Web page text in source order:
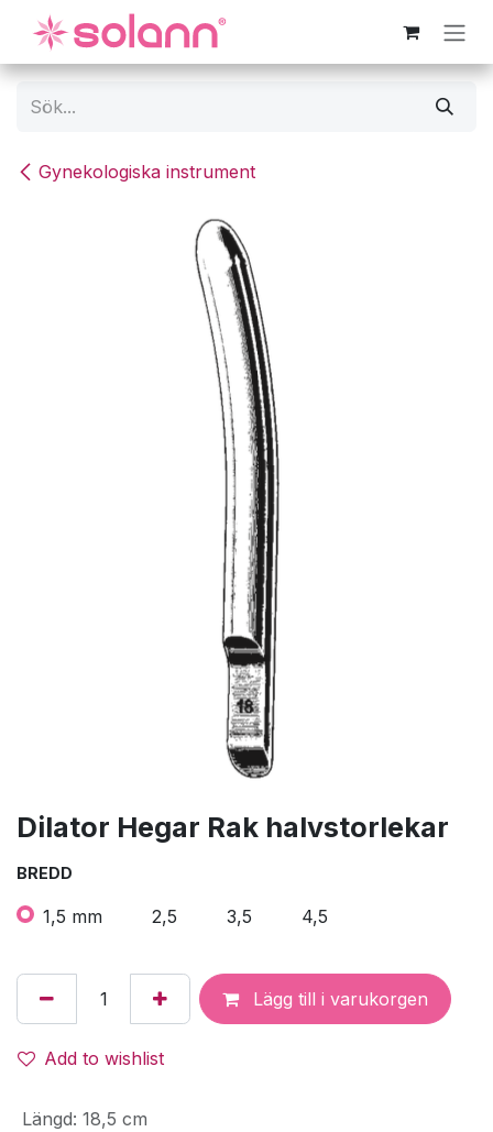
Hoppa till innehåll
Gynekologiska instrument
Dilator Hegar Rak halvstorlekar
BREDD
1,5 mm 2,5 3,5 4,5
Lägg till i varukorgen
Add to wishlist
Längd: 18,5 cm